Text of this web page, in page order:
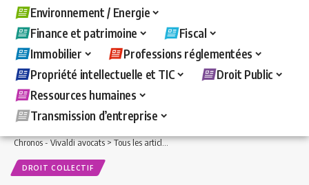
Environnement / Energie
Finance et patrimoine
Fiscal
Immobilier
Professions réglementées
Propriété intellectuelle et TIC
Droit Public
Ressources humaines
Transmission d’entreprise
Chronos - Vivaldi avocats>Tous les articles >Ressources humaines>Droit
DROIT COLLECTIF